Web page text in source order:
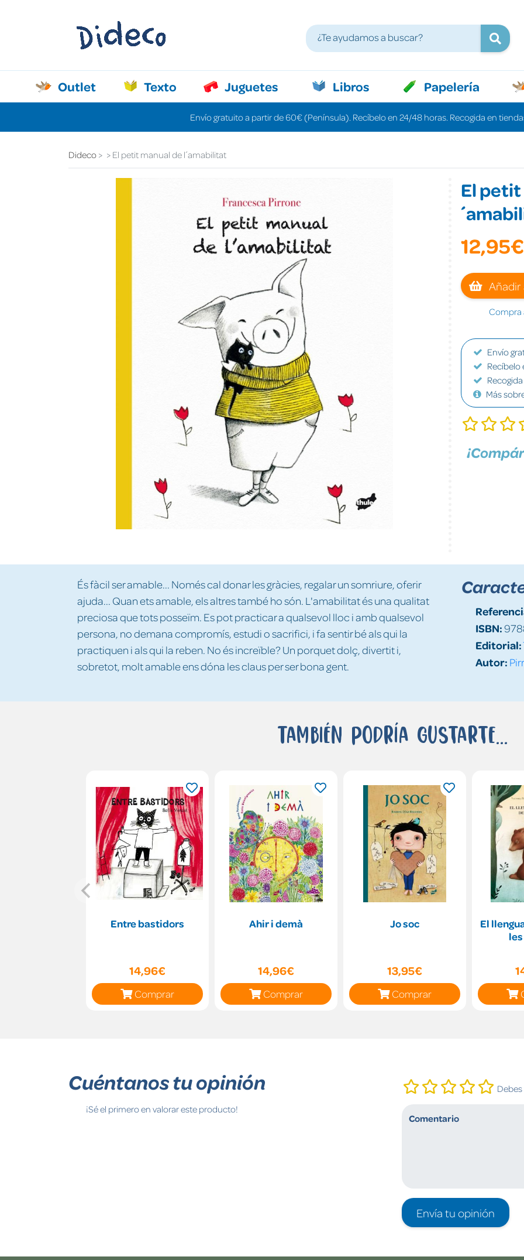
Outlet Texto Juguetes Libros Papelería
Envío gratuito a partir de 60€ (Península). Recíbelo en 24/48 horas. Recogida en
Dideco El petit manual de l´amabilitat
El petit
12,95€
Añadir
Compra
Envío
Recíbelo
Más
És fàcil ser amable... Només cal donar les gràcies, regalar un somriure, oferir
ajuda... Quan ets amable, els altres també ho són. L'amabilitat és una qualitat
preciosa que tots posseïm. Es pot practicar a qualsevol lloc i amb qualsevol
persona, no demana compromís, estudi o sacrifici, i fa sentir bé als qui la
practiquen i als qui la reben. No és increïble? Un porquet dolç, divertit i,
sobretot, molt amable ens dóna les claus per ser bona gent.
ISBN:
Editorial:
Autor:
También podría gustarte...
Entre bastidors
14,96€
Comprar
Ahir i demà
14,96€
Comprar
Jo soc
13,95€
Comprar
El
Cuéntanos tu opinión
¡Sé el primero en valorar este producto!
Envía tu opinión